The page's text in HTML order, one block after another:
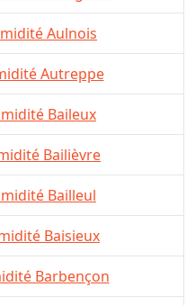
Aulnois
Autreppe
Baileux
Bailièvre
Bailleul
Baisieux
Barbençon